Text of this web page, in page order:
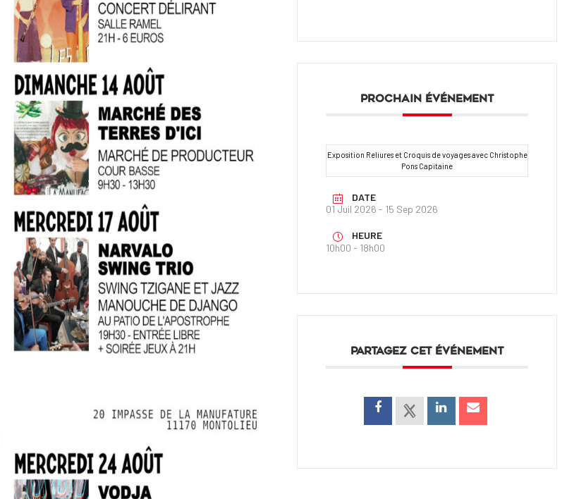
PROCHAIN ÉVÉNEMENT
Exposition Reliures et Croquis de voyages avec Christophe
Pons Capitaine
DATE
01 Juil 2026 - 15 Sep 2026
HEURE
10h00 - 18h00
PARTAGEZ CET ÉVÉNEMENT